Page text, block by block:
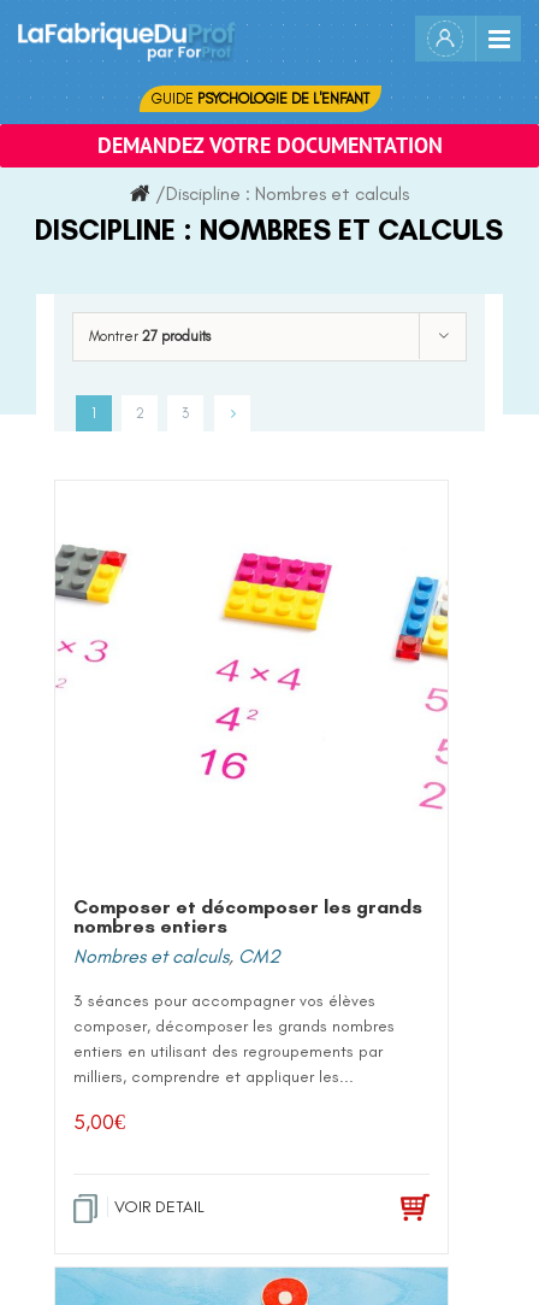
content
GUIDE PSYCHOLOGIE DE L'ENFANT
DEMANDEZ VOTRE DOCUMENTATION
/Discipline : Nombres et calculs
DISCIPLINE : NOMBRES ET CALCULS
Montrer 27 produits
1 2 3
Composer et décomposer les grands
nombres entiers
Nombres et calculs, CM2
3 séances pour accompagner vos élèves
composer, décomposer les grands nombres
entiers en utilisant des regroupements par
milliers, comprendre et appliquer les...
5,00€
VOIR DETAIL